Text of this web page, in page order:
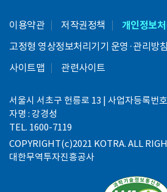
이용약관 저작권정책 개인정보
고정형 영상정보처리기기 운영·관리방침
사이트맵
관련사이트
서울시 서초구 헌릉로 13 | 사업자등록번
자명 : 강경성
TEL. 1600-7119
COPYRIGHT(c)2021 KOTRA. ALL
대한무역투자진흥공사